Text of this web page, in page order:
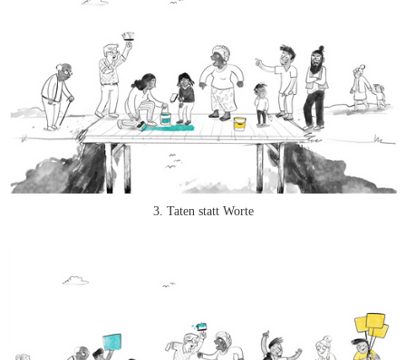
3. Taten statt Worte